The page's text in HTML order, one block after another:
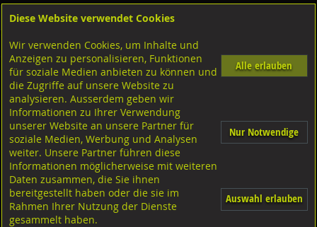
Shop Geländerzubehör Auflagebleche
CNS 1.4301
breite Ausführung
Diverse Ausführungen Auflageblech
breit
Diverse Ausführungen schmal
Diese Website verwendet Cookies
Wir verwenden Cookies, um Inhalte und
Anzeigen zu personalisieren, Funktionen
für soziale Medien anbieten zu können und
die Zugriffe auf unsere Website zu
analysieren. Ausserdem geben wir
Informationen zu Ihrer Verwendung
unserer Website an unsere Partner für
soziale Medien, Werbung und Analysen
weiter. Unsere Partner führen diese
Informationen möglicherweise mit weiteren
Daten zusammen, die Sie ihnen
bereitgestellt haben oder die sie im
Rahmen Ihrer Nutzung der Dienste
gesammelt haben.
Alle erlauben
Nur Notwendige
Auswahl erlauben